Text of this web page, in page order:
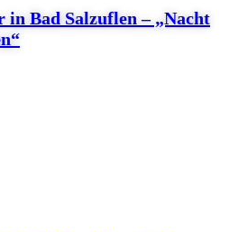
in Bad Salzuflen – „Nacht